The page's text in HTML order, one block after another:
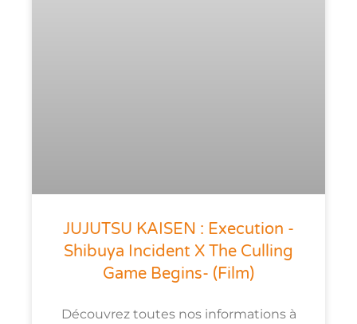
JUJUTSU KAISEN : Execution -
Shibuya Incident X The Culling
Game Begins- (film)
Découvrez toutes nos informations à